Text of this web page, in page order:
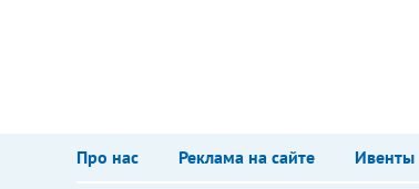
Про нас Реклама на сайте Ивенты